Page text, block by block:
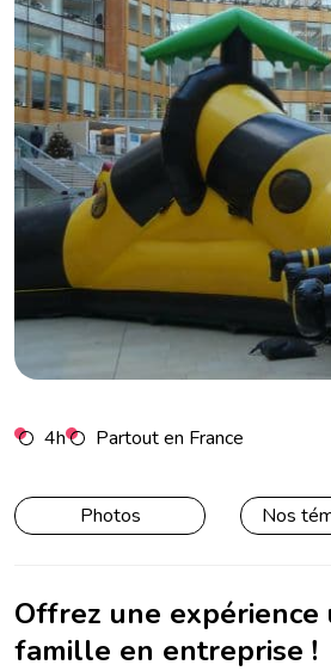
4h Partout en France
Photos Nos
Offrez une
famille en entreprise !